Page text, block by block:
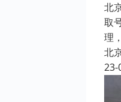
北
取
理
北
23-